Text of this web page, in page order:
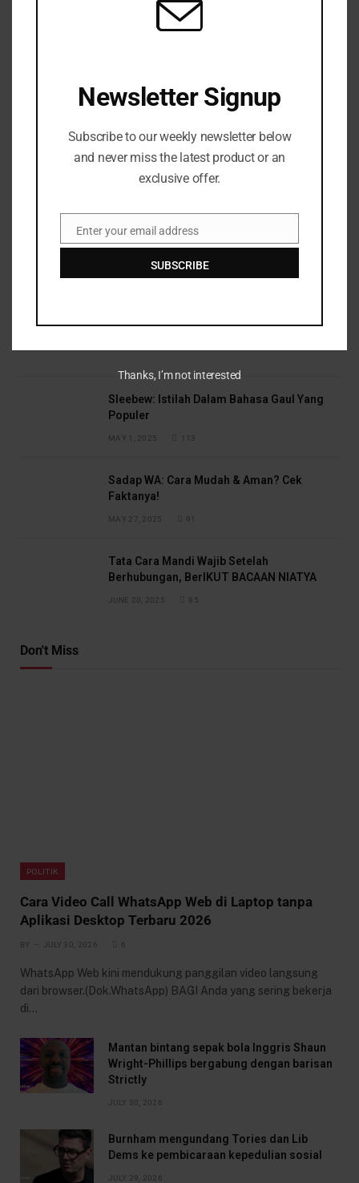
Save my name, email, and website in this browser
Sleebew: Istilah Dalam Bahasa Gaul Yang
Populer
MAY 1, 2025 113
Sadap WA: Cara Mudah & Aman? Cek
Faktanya!
MAY 27, 2025 91
Tata Cara Mandi Wajib Setelah
Berhubungan, BerIKUT BACAAN NIATYA
JUNE 20, 2025 85
Don't Miss
POLITIK
Cara Video Call WhatsApp Web di Laptop tanpa
Aplikasi Desktop Terbaru 2026
BY JULY 30, 2026 6
WhatsApp Web kini mendukung panggilan video langsung
dari browser.(Dok.WhatsApp) BAGI Anda yang sering bekerja
di…
Mantan bintang sepak bola Inggris Shaun
Wright-Phillips bergabung dengan barisan
Strictly
JULY 30, 2026
Burnham mengundang Tories dan Lib
Dems ke pembicaraan kepedulian sosial
JULY 29, 2026
Newsletter Signup
Subscribe to our weekly newsletter below
and never miss the latest product or an
exclusive offer.
EmailEnter your email address
SUBSCRIBE
Thanks, I’m not interested